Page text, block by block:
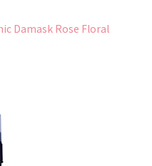
Damask Rose Floral